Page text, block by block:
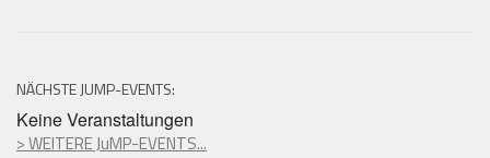
NÄCHSTE JUMP-EVENTS:
Keine Veranstaltungen
> WEITERE JuMP-EVENTS...